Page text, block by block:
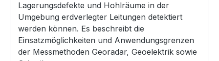
Lagerungsdefekte und Hohlräume in der
Umgebung erdverlegter Leitungen detektiert
werden können. Es beschreibt die
Einsatzmöglichkeiten und Anwendungsgrenzen
der Messmethoden Georadar, Geoelektrik sowie